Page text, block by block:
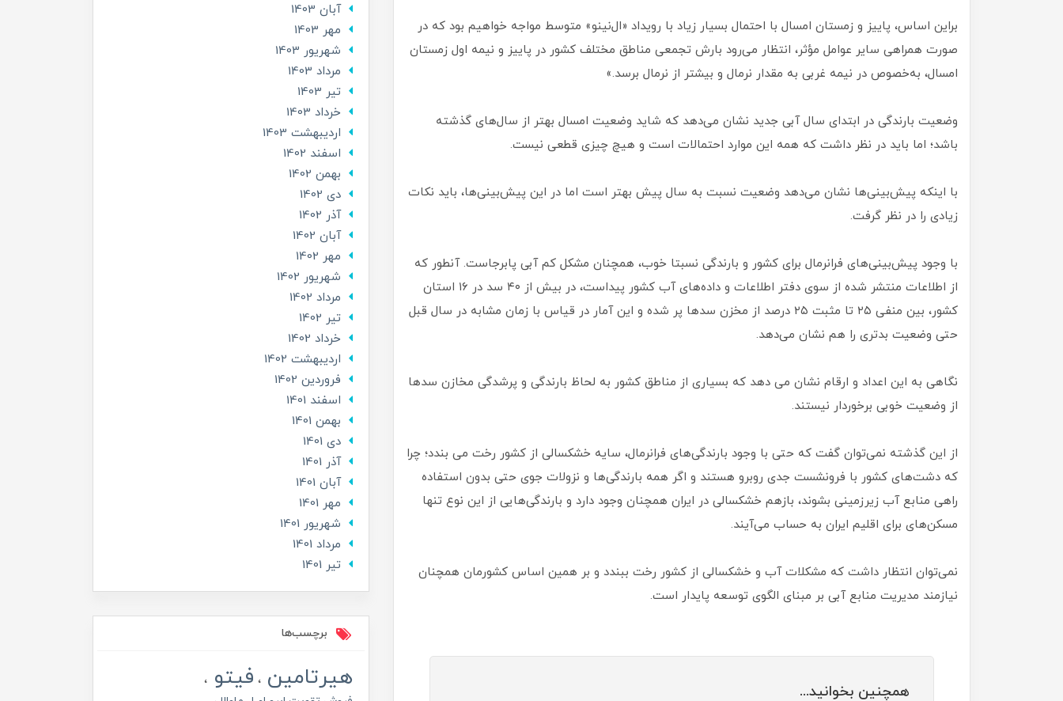
براین اساس، پاییز و زمستان امسال با احتمال بسیار زیاد با رویداد «ال‌نینو» متوسط مواجه خواهیم بود که در
صورت همراهی سایر عوامل مؤثر، انتظار می‌رود بارش تجمعی مناطق مختلف کشور در پاییز و نیمه اول زمستان
امسال، به‌خصوص در نیمه غربی به مقدار نرمال و بیشتر از نرمال برسد.»
وضعیت بارندگی در ابتدای سال آبی جدید نشان می‌دهد که شاید وضعیت امسال بهتر از سال‌های گذشته
باشد؛ اما باید در نظر داشت که همه این موارد احتمالات است و هیچ چیزی قطعی نیست.
با اینکه پیش‌بینی‌ها نشان می‌دهد وضعیت نسبت به سال پیش بهتر است اما در این پیش‌بینی‌ها، باید نکات
زیادی را در نظر گرفت.
با وجود پیش‌بینی‌های فرانرمال برای کشور و بارندگی نسبتا خوب، همچنان مشکل کم آبی پابرجاست. آنطور که
از اطلاعات منتشر شده از سوی دفتر اطلاعات و داده‌های آب کشور پیداست، در بیش از ۴۰ سد در ۱۶ استان
کشور، بین منفی ۲۵ تا مثبت ۲۵ درصد از مخزن سدها پر شده و این آمار در قیاس با زمان مشابه در سال قبل
حتی وضعیت بدتری را هم نشان می‌دهد.
نگاهی به این اعداد و ارقام نشان می دهد که بسیاری از مناطق کشور به لحاظ بارندگی و پرشدگی مخازن سدها
از وضعیت خوبی برخوردار نیستند.
از این گذشته نمی‌توان گفت که حتی با وجود بارندگی‌های فرانرمال، سایه خشکسالی از کشور رخت می بندد؛ چرا
که دشت‌های کشور با فرونشست جدی روبرو هستند و اگر همه بارندگی‌ها و نزولات جوی حتی بدون استفاده
راهی منابع آب زیرزمینی بشوند، بازهم خشکسالی در ایران همچنان وجود دارد و بارندگی‌هایی از این نوع تنها
مسکن‌های برای اقلیم ایران به حساب می‌آیند.
نمی‌توان انتظار داشت که مشکلات آب و خشکسالی از کشور رخت ببندد و بر همین اساس کشورمان همچنان
نیازمند مدیریت منابع آبی بر مبنای الگوی توسعه پایدار است.
همچنین بخوانید...
آبان 1403
مهر 1403
شهریور 1403
مرداد 1403
تير 1403
خرداد 1403
ارديبهشت 1403
اسفند 1402
بهمن 1402
دی 1402
آذر 1402
آبان 1402
مهر 1402
شهریور 1402
مرداد 1402
تير 1402
خرداد 1402
ارديبهشت 1402
فروردین 1402
اسفند 1401
بهمن 1401
دی 1401
آذر 1401
آبان 1401
مهر 1401
شهریور 1401
مرداد 1401
تير 1401
برچسب‌ها
هیرتامین فیتو